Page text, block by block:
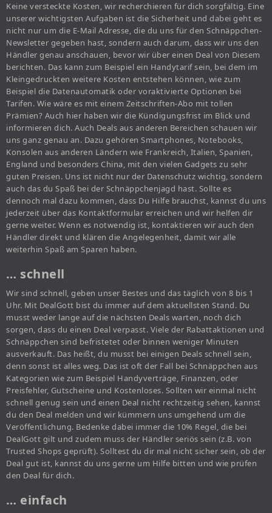
Keine versteckte Kosten, wir recherchieren für dich sorgfältig. Eine
unserer wichtigsten Aufgaben ist die Sicherheit und dabei geht es
nicht nur um die E-Mail Adresse, die du uns für den Schnäppchen-
Newsletter gegeben hast, sondern auch darum, dass wir uns den
Händler genau anschauen, bevor wir über einen Deal von Diesem
berichten. Das kann zum Beispiel ein Handytarif sein, bei dem im
Kleingedruckten weitere Kosten entstehen können, wie zum
Beispiel die Datenautomatik oder voraktivierte Optionen bei
Tarifen. Wie wäre es mit einem Zeitschriften-Abo mit tollen
Prämien? Auch hier haben wir die Kündigungsfrist im Blick und
informieren dich. Auch Deals aus anderen Bereichen schauen wir
uns ganz genau an. Dazu gehören Smartphones, Notebooks,
Konsolen aus anderen Ländern wie Frankreich, Italien, Spanien,
England und besonders China, mit den vielen Gadgets zu sehr
guten Preisen. Uns ist nicht nur der Datenschutz wichtig, sondern
auch das du Spaß bei der Schnäppchenjagd hast. Sollte es
dennoch mal dazu kommen, dass Du Hilfe brauchst, kannst du uns
jederzeit über das Kontaktformular erreichen und wir helfen dir
gerne weiter. Wenn es notwendig ist, kontaktieren wir auch den
Händler direkt und klären die Angelegenheit, damit wir alle
weiterhin Spaß am Sparen haben.
… schnell
Wir sind schnell, geben unser Bestes und das täglich von 8 bis 1
Uhr. Mit DealGott bist du immer auf dem aktuellsten Stand. Du
musst weder lange auf die nächsten Deals warten, noch dich
sorgen, dass du einen Deal verpasst. Viele der Rabattaktionen und
Schnäppchen sind befristetet oder binnen weniger Minuten
ausverkauft. Das heißt, du musst bei einigen Deals schnell sein,
denn sonst ist alles weg. Das ist oft der Fall bei Schnäppchen aus
Kategorien wie zum Beispiel Handyverträge, Finanzen, oder
Preisfehler, Gutscheine und Kostenloses. Sollten wir einmal nicht
schnell genug sein und einen Deal nicht rechtzeitig sehen, kannst
du den Deal melden und wir kümmern uns umgehend um die
Veröffentlichung. Bedenke dabei immer die 10% Regel, die bei
DealGott gilt und zudem muss der Händler seriös sein (z.B. von
Trusted Shops geprüft). Solltest du dir mal nicht sicher sein, ob der
Deal gut ist, kannst du uns gerne um Hilfe bitten und wie prüfen
den Deal für dich.
… einfach